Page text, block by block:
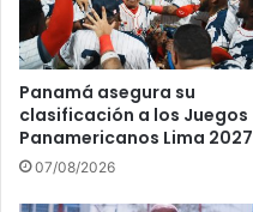
o
oPanamá asegura su
clasificación a los Juegos
Panamericanos Lima 2027
07/08/2026